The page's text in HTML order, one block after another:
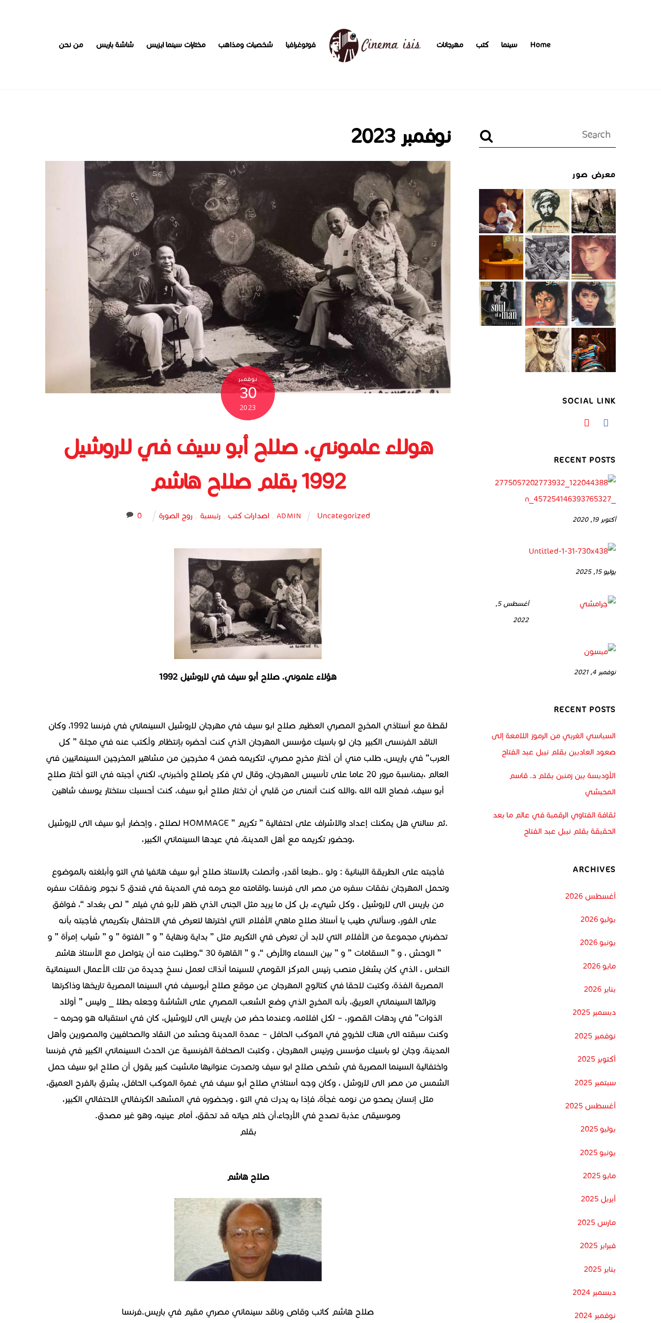
Home سينما كتب مهرجانات فوتوغرافيا شخصيات ومذاهب مختارات سينما ايزيس شاشة باريس من نحن
نوفمبر 2023
نوفمبر
30
2023
هولاء علموني. صلاح أبو سيف في لاروشيل
1992 بقلم صلاح هاشم
ADMIN Uncategorized
, اصدارات كتب , رئيسية , روح الصورة 0
هؤلاء علموني. صلاح أبو سيف في لاروشيل 1992
لقطة مع أستاذي المخرج المصري العظيم صلاح ابو سيف في مهرجان لاروشيل السينمائي في فرنسا 1992، وكان
الناقد الفرنسى الكبير جان لو باسيك مؤسس المهرجان الذي كنت أحضره بإنتظام وأـكتب عنه في مجلة ” كل
العرب” في باريس، طلب مني أن أختار مخرج مصري، لتكريمه ضمن 4 مخرجين من مشاهير المخرجين السينمائيين في
العالم ،بمناسبة مرور 20 عاما على تأسيس المهرجان، وقال لي فكر ياصلاح وأخبرني، لكني أجبته في التو أختار صلاح
أبو سيف، فصاح الله الله ،والله كنت أتمنى من قلبي أن تختار صلاح أبو سيف، كنت أحسبك ستختار يوسف شاهين
.ثم سالني هل يمكنك إعداد والاشراف على احتفالية ” تكريم ” HOMMAGE لصلاح ، وإحضار أبو سيف الى لاروشيل
،وحضور تكريمه مع أهل المدينة، في عيدها السينمائي الكبير،
فأجبته على الطريقة اللبنانية : ولو ..طبعا أقدر، وأتصلت بالاستاذ صلاح أبو سيف هاتفيا في التو وأبلغته بالموضوع
وتحمل المهرجان نفقات سفره من مصر الى فرنسا ،واقامته مع حرمه في المدينة في فندق 5 نجوم ونفقات سفره
من باريس الى لاروشيل ، وكل شييء، بل كل ما يريد مثل الجنى الذي ظهر لآبو في فيلم ” لص بغداد “، فوافق
على الفور، وسألني طيب يا أستاذ صلاح ماهي الأفلام التي اخترتها لتعرض في الاحتفال بتكريمي فأجبته بأنه
تحضرني مجموعة من الأفلام التي لابد أن تعرض في التكريم مثل ” بداية ونهاية ” و ” الفتوة ” و ” شياب إمرأة ” و
” الوحش ، و ” السقامات ” و ” بين السماء والأرض “، و ” القاهرة 30 “،وطلبت منه أن يتواصل مع الأستاذ هاشم
النحاس ، الذي كان يشغل منصب رئيس المركز القومي للسينما أنذاك لعمل نسخ جديدة من تلك الأعمال السينمائية
المصرية الفذة، وكتبت لاحقا في كتالوج المهرجان عن موقع صلاح أبوسيف في السينما المصرية تاريخها وذاكرتها
وتراثها السينمائي العريق، بأنه المخرج الذي وضع الشعب المصري على الشاشة وجعله بطلا _ وليس ” أولاد
الذوات” في ردهات القصور، – لكل افلامه، وعندما حضر من باريس الى لاروشيل، كان في استقباله هو وحرمه –
وكنت سبقته الى هناك للخروج في الموكب الحافل – عمدة المدينة وحشد من النقاد والصحافيين والمصورين وأهل
المدينة، وجان لو باسيك مؤسس ورئيس المهرجان ، وكتبت الصحافة الفرنسية عن الحدث السينمائي الكبير في فرنسا
واختفالية السينما المصرية في شخص صلاح ابو سيف وتصدرت عنوانيها مانشيت كبير يقول أن صلاح ابو سيف حمل
الشمس من مصر الى لاروشل ، وكان وجه أستاذي صلاح أبو سيف في غمرة الموكب الحافل، يشرق بالفرح العميق،
مثل إنسان يصحو من نومه غجأة، فإذا به يدرك في التو ، وبحضوره في المشهد الكرنفالي الاحتفالي الكبير،
وموسيقى عذبة تصدح في الأرجاء،أن خلم حياته قد تحقق، أمام عينيه، وهو غير مصدق.
بقلم
صلاح هاشم
صلاح هاشم كاتب وقاص وناقد سينمائي مصري مقيم في باريس.فرنسا
معرض صور
SOCIAL LINK
RECENT POSTS
أكتوبر 19, 2020
يوليو 15, 2025
أغسطس 5,
2022
نوفمبر 4, 2021
RECENT POSTS
السياسي الغربي من الرموز اللامعة إلى
صعود العاديين بقلم نبيل عبد الفتاح
الأوديسة بين زمنين بقلم د. قاسم
المحبشي
ثقافة الفتاوي الرقمية في عالم ما بعد
الحقيقة بقلم نبيل عبد الفتاح
ARCHIVES
أغسطس 2026
يوليو 2026
يونيو 2026
مايو 2026
يناير 2026
ديسمبر 2025
نوفمبر 2025
أكتوبر 2025
سبتمبر 2025
أغسطس 2025
يوليو 2025
يونيو 2025
مايو 2025
أبريل 2025
مارس 2025
فبراير 2025
يناير 2025
ديسمبر 2024
نوفمبر 2024